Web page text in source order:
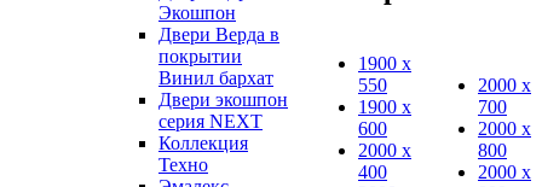
Экошпон
Двери Верда в
покрытии
Винил бархат
Двери экошпон
серия NEXT
Коллекция
Техно
1900 х
550
1900 х
600
2000 х
400
2000 х
700
2000 х
800
2000 х